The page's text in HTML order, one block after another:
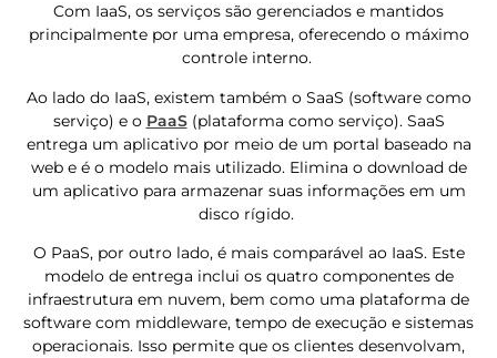
Com IaaS, os serviços são gerenciados e mantidos
principalmente por uma empresa, oferecendo o máximo
controle interno.
Ao lado do IaaS, existem também o SaaS (software como
serviço) e o PaaS(plataforma como serviço). SaaS
entrega um aplicativo por meio de um portal baseado na
web e é o modelo mais utilizado. Elimina o download de
um aplicativo para armazenar suas informações em um
disco rígido.
O PaaS, por outro lado, é mais comparável ao IaaS. Este
modelo de entrega inclui os quatro componentes de
infraestrutura em nuvem, bem como uma plataforma de
software com middleware, tempo de execução e sistemas
operacionais. Isso permite que os clientes desenvolvam,